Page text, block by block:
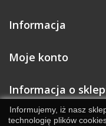
Informacja
Moje konto
Informacja o
Informujemy, iż nasz
technologię plików